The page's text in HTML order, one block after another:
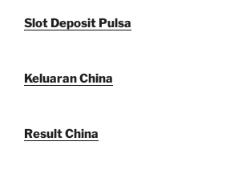
Slot Deposit Pulsa
Keluaran China
Result China